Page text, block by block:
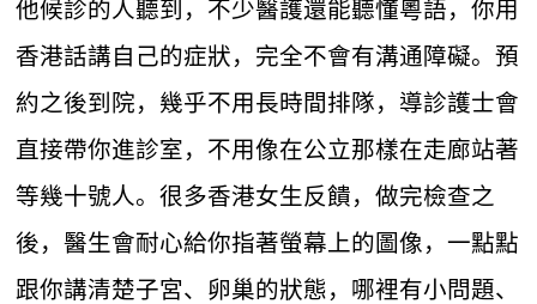
他候診的人聽到，不少醫護還能聽懂粵語，你用
香港話講自己的症狀，完全不會有溝通障礙。預
約之後到院，幾乎不用長時間排隊，導診護士會
直接帶你進診室，不用像在公立那樣在走廊站著
等幾十號人。很多香港女生反饋，做完檢查之
後，醫生會耐心給你指著螢幕上的圖像，一點點
跟你講清楚子宮、卵巢的狀態，哪裡有小問題、